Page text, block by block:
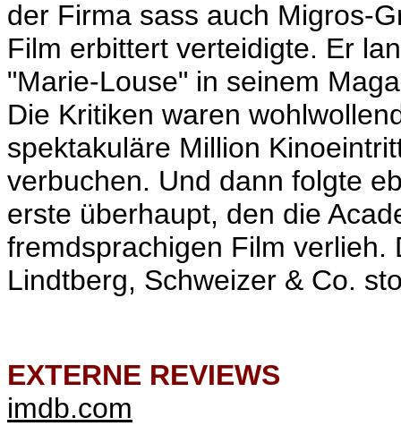
der Firma sass auch Migros-
Film erbittert verteidigte. Er
"Marie-Louse" in seinem
Die Kritiken waren
spektakuläre Million
verbuchen. Und dann folgte
erste überhaupt, den die
fremdsprachigen Film
Lindtberg, Schweizer & Co.
EXTERNE REVIEWS
imdb.com